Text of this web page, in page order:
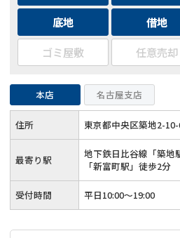
底地
借地
ゴミ屋敷
任意売却
本店 名古屋支店
住所 東京都中央区築地2-
最寄り駅
地下鉄日比谷線「築地
「新富町駅」徒歩2分
受付時間 平日10:00～19:00